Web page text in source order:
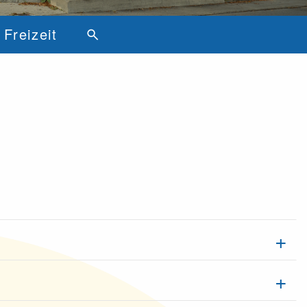
Freizeit search